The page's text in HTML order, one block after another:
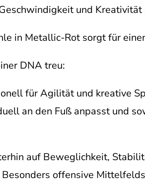
und
in Metallic-Rot sorgt für
DNA treu:
für Agilität und kreative
an den Fuß anpasst und
auf Beweglichkeit,
offensive